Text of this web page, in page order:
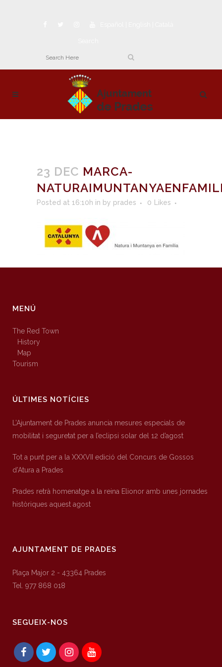
23 DEC MARCA-
Posted at 16:10h in by prades 0 Likes
MENÚ
The Red Town
History
Map
Tourism
ÚLTIMES NOTÍCIES
L’Ajuntament de Prades anuncia mesures especials de
mobilitat i seguretat per a l’eclipsi solar del 12 d’agost
Tot a punt per a la XXXVII edició del Concurs de Gossos
d’Atura a Prades
Prades retrà homenatge a la reina Elionor amb unes jornades
històriques aquest agost
AJUNTAMENT DE PRADES
Plaça Major 2 - 43364 Prades
Tel. 977 868 018
SEGUEIX-NOS